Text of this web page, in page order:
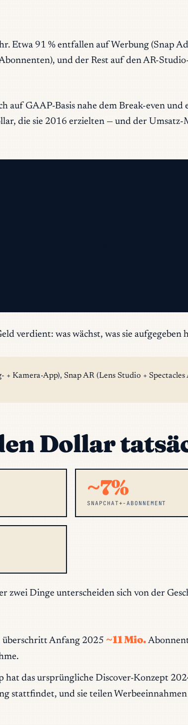
91 % entfallen auf Werbung (Snap
und der Rest auf den AR-
auf GAAP-Basis nahe dem Break-even
die sie 2016 erzielten — und der Umsatz-
verdient: was wächst, was sie aufgegeben
+ Kamera-App), Snap AR (Lens Studio +
Dollar
~7%
SNAPCHAT+-ABONNEMENT
zwei Dinge unterscheiden sich von der
Anfang 2025 ~11 Mio.
hat das ursprüngliche Discover-Konzept
stattfindet, und sie teilen